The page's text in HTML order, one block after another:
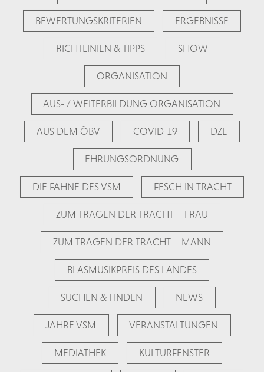
BEWERTUNGSKRITERIEN ERGEBNISSE
RICHTLINIEN & TIPPS SHOW
ORGANISATION
AUS- / WEITERBILDUNG ORGANISATION
AUS DEM ÖBV COVID-19 DZE
EHRUNGSORDNUNG
DIE FAHNE DES VSM FESCH IN TRACHT
ZUM TRAGEN DER TRACHT – FRAU
ZUM TRAGEN DER TRACHT – MANN
BLASMUSIKPREIS DES LANDES
SUCHEN & FINDEN NEWS
JAHRE VSM VERANSTALTUNGEN
MEDIATHEK KULTURFENSTER